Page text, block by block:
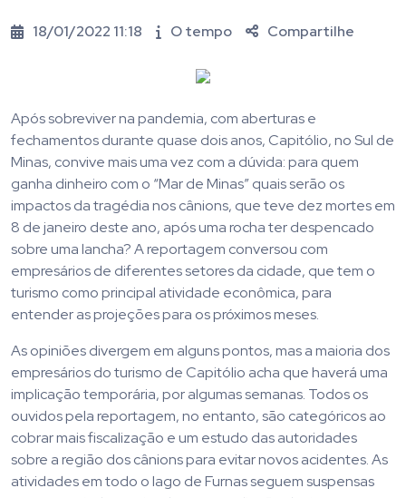
18/01/2022 11:18 O tempo Compartilhe
Após sobreviver na pandemia, com aberturas e
fechamentos durante quase dois anos, Capitólio, no Sul de
Minas, convive mais uma vez com a dúvida: para quem
ganha dinheiro com o “Mar de Minas” quais serão os
impactos da tragédia nos cânions, que teve dez mortes em
8 de janeiro deste ano, após uma rocha ter despencado
sobre uma lancha? A reportagem conversou com
empresários de diferentes setores da cidade, que tem o
turismo como principal atividade econômica, para
entender as projeções para os próximos meses.
As opiniões divergem em alguns pontos, mas a maioria dos
empresários do turismo de Capitólio acha que haverá uma
implicação temporária, por algumas semanas. Todos os
ouvidos pela reportagem, no entanto, são categóricos ao
cobrar mais fiscalização e um estudo das autoridades
sobre a região dos cânions para evitar novos acidentes. As
atividades em todo o lago de Furnas seguem suspensas